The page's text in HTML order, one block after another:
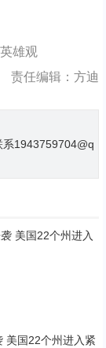
雄观
责任编辑：方迪
系1943759704@q
美国22个州进入紧